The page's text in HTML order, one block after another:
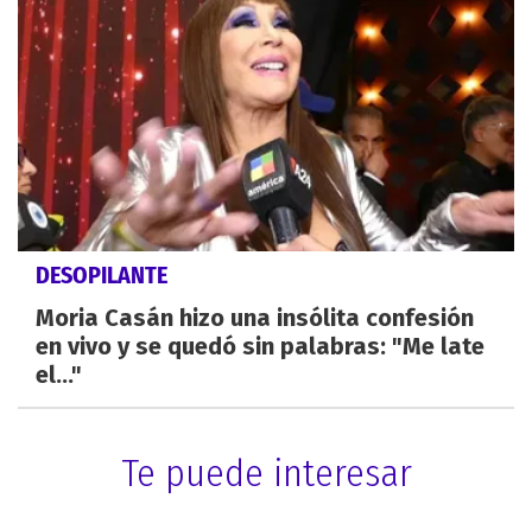
DESOPILANTE
Moria Casán hizo una insólita confesión
en vivo y se quedó sin palabras: "Me late
el..."
Te puede interesar